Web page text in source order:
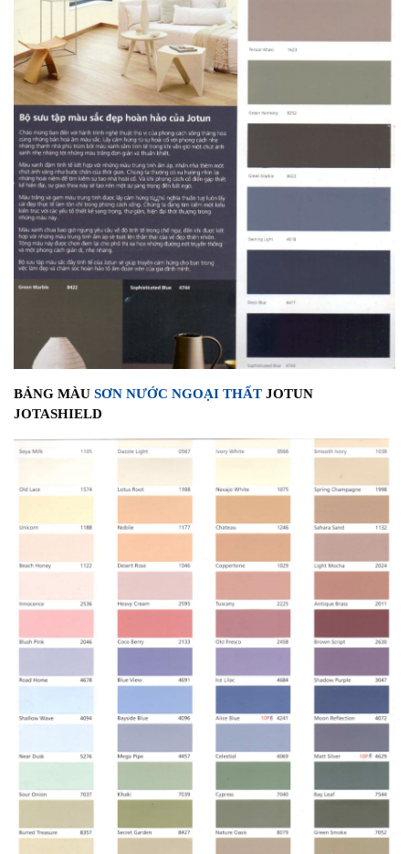
BẢNG MÀU SƠN NƯỚC NGOẠI THẤT JOTUN
JOTASHIELD